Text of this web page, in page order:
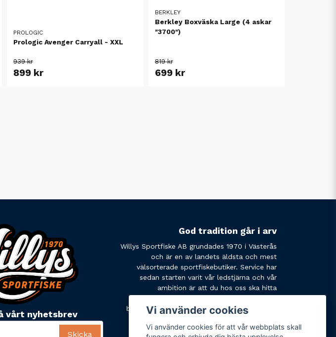
PROLOGIC
Prologic Avenger Carryall - XXL
939 kr
899 kr
BERKLEY
Berkley Boxväska Large (4 askar
"3700")
819 kr
699 kr
vårt nyhetsbrev
Skicka
God tradition går i arv
Willys Sportfiske AB grundades 1970 i Västerås
och är en av landets äldsta och mest
välsorterade sportfiskebutiker. Service har
sedan starten varit vår ledstjärna och vår
ambition är att du hos oss ska hitta
behöver. Tveka inte att slå oss en signal eller
Vi använder cookies
Vi använder cookies för att vår webbplats skall